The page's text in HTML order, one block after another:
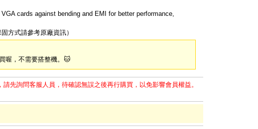
cards against bending and EMI for better performance,
方式請參考原廠資訊）
喔，不需要搭整機。🐱
先詢問客服人員，待確認無誤之後再行購買，以免影響會員權益。